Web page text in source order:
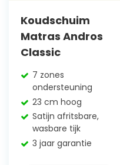
Koudschuim
Matras Andros
Classic
7 zones
ondersteuning
23 cm hoog
Satijn afritsbare,
wasbare tijk
3 jaar garantie